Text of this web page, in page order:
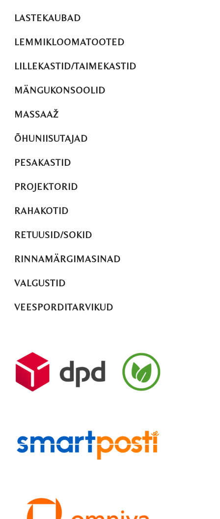
LASTEKAUBAD
LEMMIKLOOMATOOTED
LILLEKASTID/TAIMEKASTID
MÄNGUKONSOOLID
MASSAAŽ
ÕHUNIISUTAJAD
PESAKASTID
PROJEKTORID
RAHAKOTID
RETUUSID/SOKID
RINNAMÄRGIMASINAD
VALGUSTID
VEESPORDITARVIKUD